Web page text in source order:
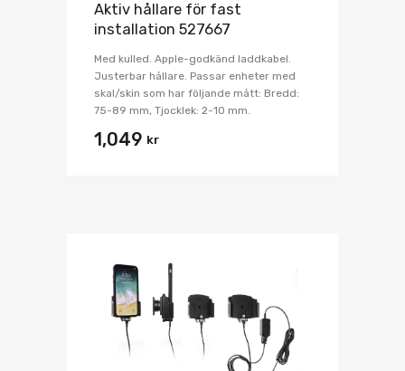
Aktiv hållare för fast
installation 527667
Med kulled. Apple-godkänd laddkabel.
Justerbar hållare. Passar enheter med
skal/skin som har följande mått: Bredd:
75-89 mm, Tjocklek: 2-10 mm.
1,049 kr